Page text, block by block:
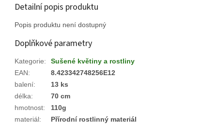
Detailní popis produktu
Popis produktu není dostupný
Doplňkové parametry
Kategorie:
Sušené květiny a rostliny
EAN:
8.423342748256E12
balení:
13 ks
délka:
70 cm
hmotnost:
110g
materiál: Přírodní rostlinný materiál